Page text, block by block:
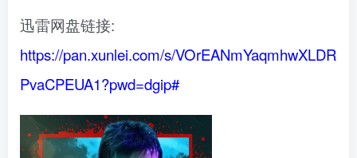
迅雷网盘链接:
https://pan.xunlei.com/s/VOrEANmYaqmhwXLDR
PvaCPEUA1?pwd=dgip#